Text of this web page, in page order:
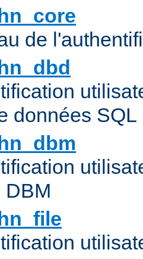
de
données SQL
DBM